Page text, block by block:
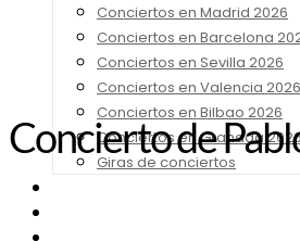
Conciertos en Madrid 2026
Conciertos en Barcelona
Conciertos en Sevilla 2026
Conciertos en Valencia 2026
Conciertos en Bilbao 2026
Conciertos en Granada
Giras de conciertos
Concierto de